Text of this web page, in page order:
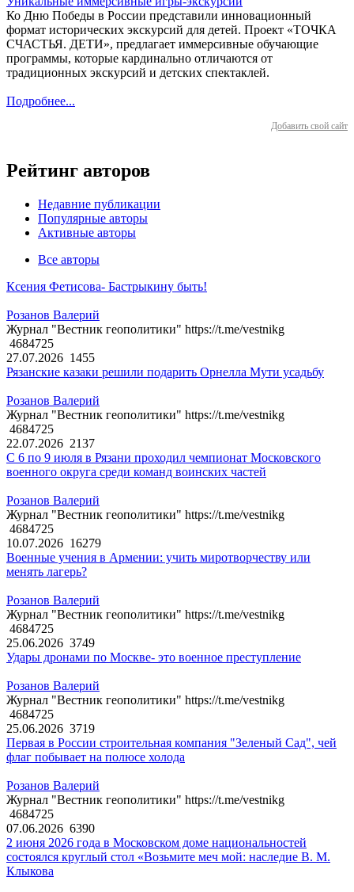
Ко Дню Победы в России представили инновационный
формат исторических экскурсий для детей. Проект «ТОЧКА
СЧАСТЬЯ. ДЕТИ», предлагает иммерсивные обучающие
программы, которые кардинально отличаются от
традиционных экскурсий и детских спектаклей.
Подробнее...
Добавить свой сайт
Рейтинг авторов
Недавние публикации
Популярные авторы
Активные авторы
Все авторы
Ксения Фетисова- Бастрыкину быть!
Розанов Валерий
Журнал "Вестник геополитики" https://t.me/vestnikg
4684725
27.07.2026 1455
Рязанские казаки решили подарить Орнелла Мути усадьбу
Розанов Валерий
Журнал "Вестник геополитики" https://t.me/vestnikg
4684725
22.07.2026 2137
С 6 по 9 июля в Рязани проходил чемпионат Московского
военного округа среди команд воинских частей
Розанов Валерий
Журнал "Вестник геополитики" https://t.me/vestnikg
4684725
10.07.2026 16279
Военные учения в Армении: учить миротворчеству или
менять лагерь?
Розанов Валерий
Журнал "Вестник геополитики" https://t.me/vestnikg
4684725
25.06.2026 3749
Удары дронами по Москве- это военное преступление
Розанов Валерий
Журнал "Вестник геополитики" https://t.me/vestnikg
4684725
25.06.2026 3719
Первая в России строительная компания "Зеленый Сад", чей
флаг побывает на полюсе холода
Розанов Валерий
Журнал "Вестник геополитики" https://t.me/vestnikg
4684725
07.06.2026 6390
2 июня 2026 года в Московском доме национальностей
состоялся круглый стол «Возьмите меч мой: наследие В. М.
Клыкова